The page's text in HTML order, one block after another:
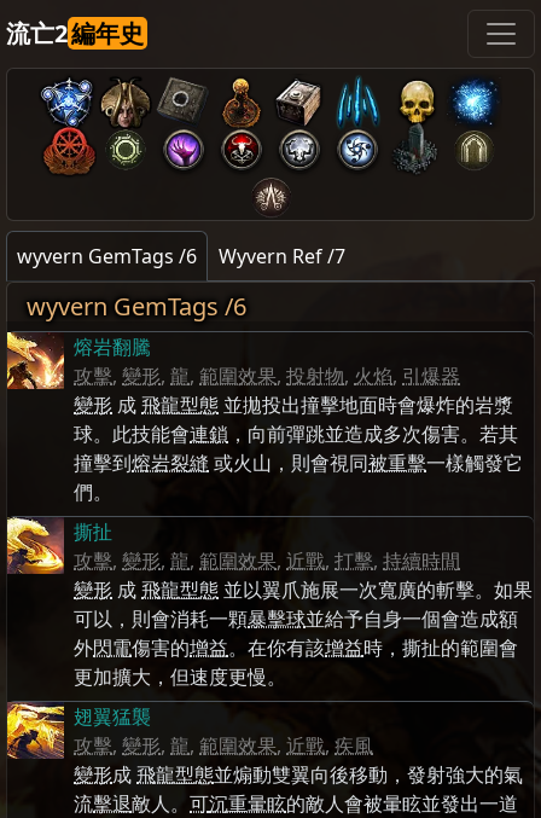
流亡2編年史
wyvern GemTags /6 Wyvern Ref /7
wyvern GemTags /6
熔岩翻騰
攻擊, 變形, 龍, 範圍效果, 投射物, 火焰, 引爆器
變形 成飛龍型態 並拋投出撞擊地面時會爆炸的岩漿
球。此技能會連鎖 ，向前彈跳並造成多次傷害。若其
撞擊到熔岩裂縫 或火山，則會視同被重擊一樣觸發它
們。
撕扯
攻擊, 變形, 龍, 範圍效果, 近戰, 打擊, 持續時間
變形 成飛龍型態 並以翼爪施展一次寬廣的斬擊。如果
可以，則會消耗一顆暴擊球並給予自身一個會造成額
外閃電傷害的增益。在你有該增益時，撕扯的範圍會
更加擴大，但速度更慢。
翅翼猛襲
攻擊, 變形, 龍, 範圍效果, 近戰, 疾風
變形成飛龍型態並煽動雙翼向後移動，發射強大的氣
流擊退敵人。 可沉重暈眩的敵人會被暈眩並發出一道